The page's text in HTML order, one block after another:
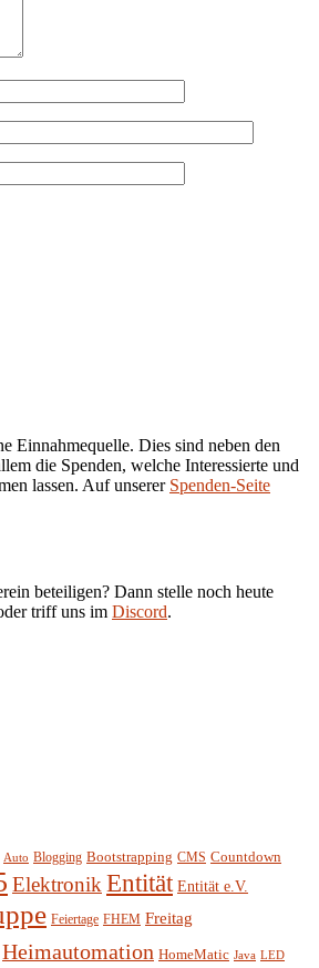
Einnahmequelle. Dies sind neben den
die Spenden, welche Interessierte und
lassen. Auf unserer Spenden-Seite
beteiligen? Dann stelle noch heute
triff uns im Discord.
Auto Blogging Bootstrapping CMS Countdown
ElektronikEntität Entität e.V.
Feiertage FHEM Freitag
Heimautomation HomeMatic Java LED